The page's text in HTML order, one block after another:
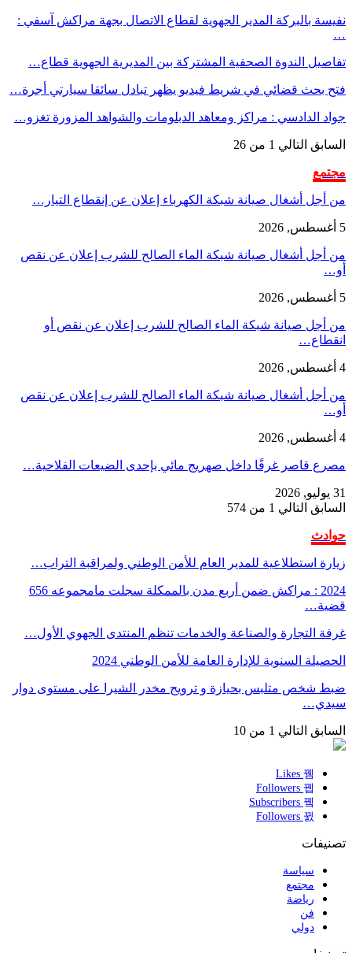
نفيسة بالبركة المدير الجهوية لقطاع الاتصال بجهة مراكش آسفي :
…
تفاصيل الندوة الصحفية المشتركة بين المديرية الجهوية قطاع…
فتح بحث قضائي في شريط فيديو يظهر تبادل سائقا سيارتي أجرة…
جواد الدادسي : مراكز ومعاهد الدبلومات والشواهد المزورة تغزو…
السابق التالي 1 من 26
مجتمع
من أجل أشغال صيانة شبكة الكهرباء إعلان عن إنقطاع التيار…
5 أغسطس, 2026
من أجل أشغال صيانة شبكة الماء الصالح للشرب إعلان عن نقص
أو…
5 أغسطس, 2026
من أجل صيانة شبكة الماء الصالح للشرب إعلان عن نقص أو
انقطاع…
4 أغسطس, 2026
من أجل أشغال صيانة شبكة الماء الصالح للشرب إعلان عن نقص
أو…
4 أغسطس, 2026
مصرع قاصر غرقًا داخل صهريج مائي بإحدى الضيعات الفلاحية…
31 يوليو, 2026
السابق التالي 1 من 574
حوادث
زيارة استطلاعية للمدير العام للأمن الوطني ولمراقبة التراب…
2024 : مراكش ضمن أربع مدن بالممكلة سجلت مامجموعه 656
قضية…
غرفة التجارة والصناعة والخدمات تنظم المنتدى الجهوي الأول…
الحصيلة السنوية للإدارة العامة للأمن الوطني 2024
ضبط شخص متلبس بحيازة و ترويج مخدر الشيرا على مستوى دوار
سيدي…
السابق التالي 1 من 10
تصنيفات
سياسة
مجتمع
رياضة
فن
دولي